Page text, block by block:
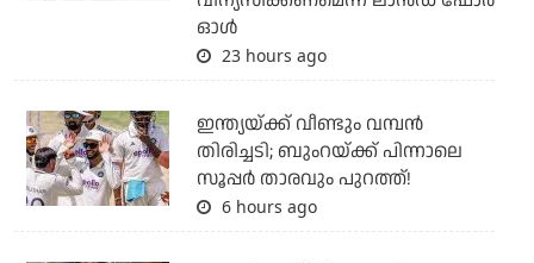
ഓള്‍
23 hours ago
ഇന്ത്യയ്ക്ക് വീണ്ടും വമ്പന്‍
തിരിച്ചടി; ബുംറയ്ക്ക് പിന്നാലെ
സൂപ്പര്‍ താരവും പുറത്ത്!
6 hours ago